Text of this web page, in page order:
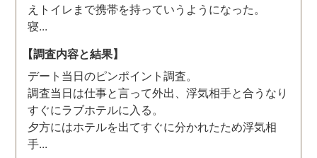
えトイレまで携帯を持っていうようになった。
寝...
【調査内容と結果】
デート当日のピンポイント調査。
調査当日は仕事と言って外出、浮気相手と合うなり
すぐにラブホテルに入る。
夕方にはホテルを出てすぐに分かれたため浮気相
手...